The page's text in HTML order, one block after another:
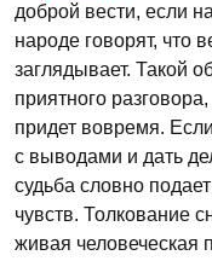
доброй вести, если
народе говорят, что
заглядывает. Такой
приятного
придет вовремя.
с выводами и дать
судьба словно
чувств. Толкование
живая человеческая